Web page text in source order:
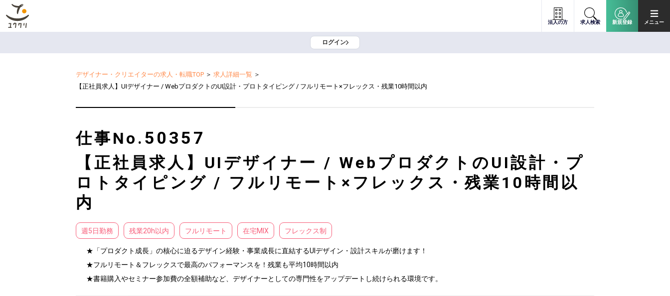
法人の方 求人検索 新規登録 メニュー
ログイン
デザイナー・クリエイターの求人・転職TOP ＞ 求人詳細一覧 ＞
【正社員求人】UIデザイナー / WebプロダクトのUI設計・プロトタイピング / フルリモート×フレックス・残業10時間以内
仕事No. 50357
【正社員求人】UIデザイナー / WebプロダクトのUI設計・プ
ロトタイピング / フルリモート×フレックス・残業10時間以
内
週5日勤務 残業20h以内 フルリモート 在宅MIX フレックス制
★「プロダクト成長」の核心に迫るデザイン経験・事業成長に直結するUIデザイン・設計スキルが磨けます！
★フルリモート＆フレックスで最高のパフォーマンスを！残業も平均10時間以内
★書籍購入やセミナー参加費の全額補助など、デザイナーとしての専門性をアップデートし続けられる環境です。